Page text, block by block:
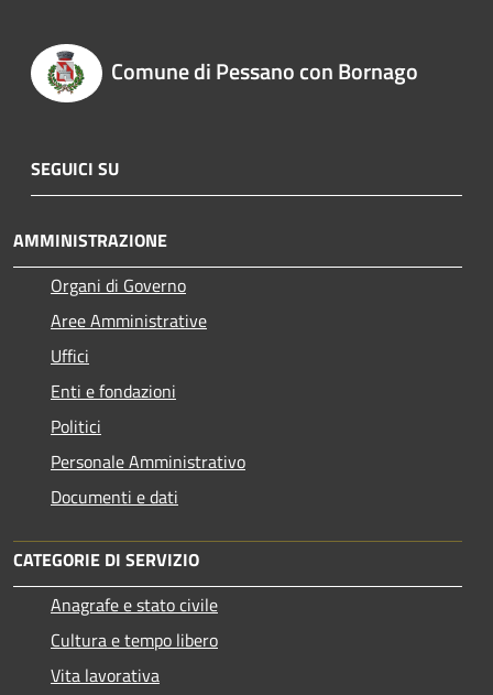
Comune di Pessano con Bornago
SEGUICI SU
AMMINISTRAZIONE
Organi di Governo
Aree Amministrative
Uffici
Enti e fondazioni
Politici
Personale Amministrativo
Documenti e dati
CATEGORIE DI SERVIZIO
Anagrafe e stato civile
Cultura e tempo libero
Vita lavorativa